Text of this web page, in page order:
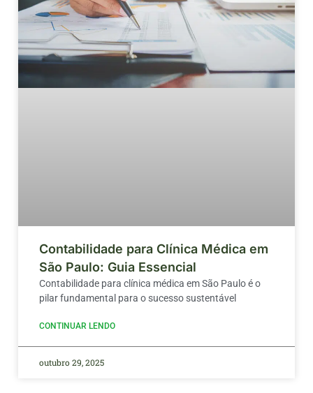
Contabilidade para Clínica Médica em
São Paulo: Guia Essencial
Contabilidade para clínica médica em São Paulo é o
pilar fundamental para o sucesso sustentável
CONTINUAR LENDO
outubro 29, 2025